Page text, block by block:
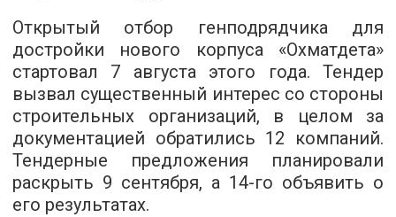
Открытый отбор генподрядчика для
достройки нового корпуса «Охматдета»
стартовал 7 августа этого года. Тендер
вызвал существенный интерес со стороны
строительных организаций, в целом за
документацией обратились 12 компаний.
Тендерные предложения планировали
раскрыть 9 сентября, а 14-го объявить о
его результатах.